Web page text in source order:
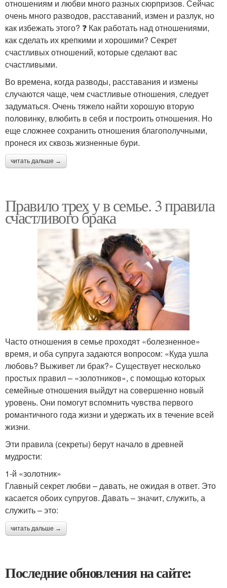
отношениям и любви много разных сюрпризов. Сейчас
очень много разводов, расставаний, измен и разлук, но
как избежать этого? ❓ Как работать над отношениями,
как сделать их крепкими и хорошими? Секрет
счастливых отношений, которые сделают вас
счастливыми.
Во времена, когда разводы, расставания и измены
случаются чаще, чем счастливые отношения, следует
задуматься. Очень тяжело найти хорошую вторую
половинку, влюбить в себя и построить отношения. Но
еще сложнее сохранить отношения благополучными,
пронеся их сквозь жизненные бури.
читать дальше →
Правило трех у в семье. 3 правила
счастливого брака
Часто отношения в семье проходят «болезненное»
время, и оба супруга задаются вопросом: «Куда ушла
любовь? Выживет ли брак?» Существует несколько
простых правил – «золотников», с помощью которых
семейные отношения выйдут на совершенно новый
уровень. Они помогут вспомнить чувства первого
романтичного года жизни и удержать их в течение всей
жизни.
Эти правила (секреты) берут начало в древней
мудрости:
1-й «золотник»
Главный секрет любви – давать, не ожидая в ответ. Это
касается обоих супругов. Давать – значит, служить, а
служить – это:
читать дальше →
Последние обновления на сайте: